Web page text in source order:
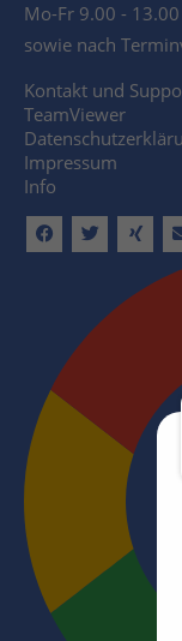
Mo-Fr 9.00 - 13.00
sowie nach
Kontakt und
TeamViewer
Impressum
Info